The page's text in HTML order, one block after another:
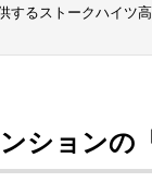
するストークハイツ
ションの